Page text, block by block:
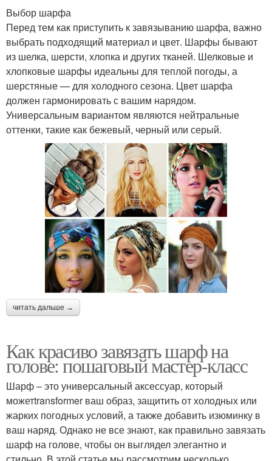
Выбор шарфа
Перед тем как приступить к завязыванию шарфа, важно
выбрать подходящий материал и цвет. Шарфы бывают
из шелка, шерсти, хлопка и других тканей. Шелковые и
хлопковые шарфы идеальны для теплой погоды, а
шерстяные — для холодного сезона. Цвет шарфа
должен гармонировать с вашим нарядом.
Универсальным вариантом являются нейтральные
оттенки, такие как бежевый, черный или серый.
читать дальше →
Как красиво завязать шарф на
голове: пошаговый мастер-класс
Шарф – это универсальный аксессуар, который
можетtransformer ваш образ, защитить от холодных или
жарких погодных условий, а также добавить изюминку в
ваш наряд. Однако не все знают, как правильно завязать
шарф на голове, чтобы он выглядел элегантно и